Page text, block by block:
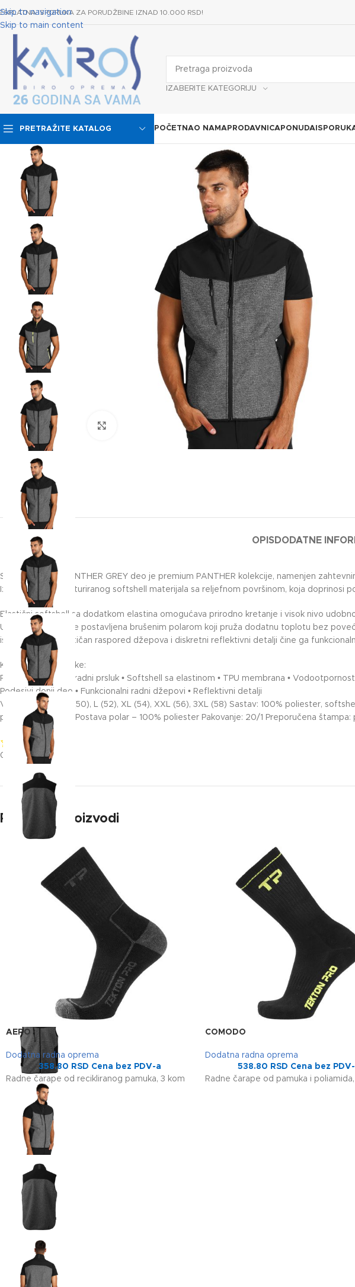
Skip to navigation
Skip to main content
ISPORUKA ZA PORUDŽBINE IZNAD 10.000 RSD!
IZABERITE KATEGORIJU
PRETRAŽITE KATALOG POČETNAO NAMAPRODAVNICAPONUDA
Klikni za uvećanje slike
OPISDODATNE
Softshell prsluk PANTHER GREY deo je premium PANTHER kolekcije, namenjen
Izrađen je od strukturiranog softshell materijala sa reljefnom površinom, koja
Elastični softshell sa dodatkom elastina omogućava prirodno kretanje i visok nivo
Unutrašnja strana je postavljena brušenim polarom koji pruža dodatnu toplotu bez
ispod prsluka. Praktičan raspored džepova i diskretni reflektivni detalji čine ga
Ključne karakteristike:
Premium softshell radni prsluk • Softshell sa elastinom • TPU membrana •
Podesivi donji deo • Funkcionalni radni džepovi • Reflektivni detalji
Veličine: S (48), M (50), L (52), XL (54), XXL (56), 3XL (58) Sastav: 100% poliester,
paropropusnost 3. Postava polar – 100% poliester Pakovanje: 20/1 Preporučena štampa:
0/5 (0 Reviews)
Povezani proizvodi
AERO
Dodatna radna oprema
358.80 RSD Cena bez PDV-a
Radne čarape od recikliranog pamuka, 3 kom
COMODO
Dodatna radna oprema
538.80 RSD Cena bez
Radne čarape od pamuka i